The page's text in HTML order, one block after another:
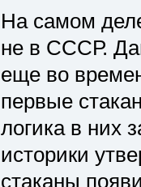
На самом
не в СССР.
еще во
первые
логика в них
историки
стаканы